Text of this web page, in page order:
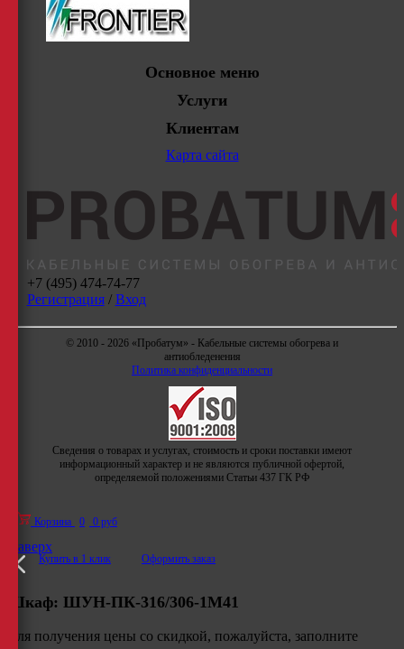
Основное меню
Услуги
Клиентам
Карта сайта
+7 (495) 474-74-77
Регистрация/ Вход
© 2010 - 2026 «Пробатум» - Кабельные системы обогрева и
антиобледенения
Политика конфиденциальности
Сведения о товарах и услугах, стоимость и сроки поставки имеют
информационный характер и не являются публичной офертой,
определяемой положениями Статьи 437 ГК РФ
Корзина 0 0 руб
Купить в 1 клик Оформить заказ
Наверх
Шкаф: ШУН-ПК-316/306-1М41
Для получения цены со скидкой, пожалуйста, заполните